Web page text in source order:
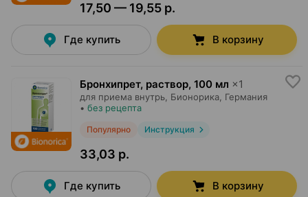
17,50 — 19,55 р.
Где купить В корзину
Бронхипрет, раствор, 100 мл ×1
для приема внутрь, Бионорика , Германия
• без рецепта
Популярно Инструкция
33,03 р.
Где купить В корзину